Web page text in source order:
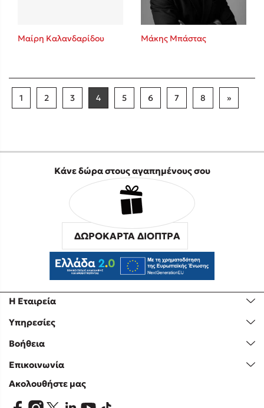
Μαίρη Καλανδαρίδου Μάκης Μπάστας
1 2 3 4 5 6 7 8 »
Η Εταιρεία
Υπηρεσίες
Βοήθεια
Επικοινωνία
Κάνε δώρα στους αγαπημένους σου
ΔΩΡΟΚΑΡΤΑ ΔΙΟΠΤΡΑ
Ακολουθήστε μας